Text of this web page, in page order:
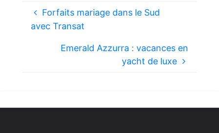
Forfaits mariage dans le Sud
avec Transat
Emerald Azzurra : vacances en
yacht de luxe